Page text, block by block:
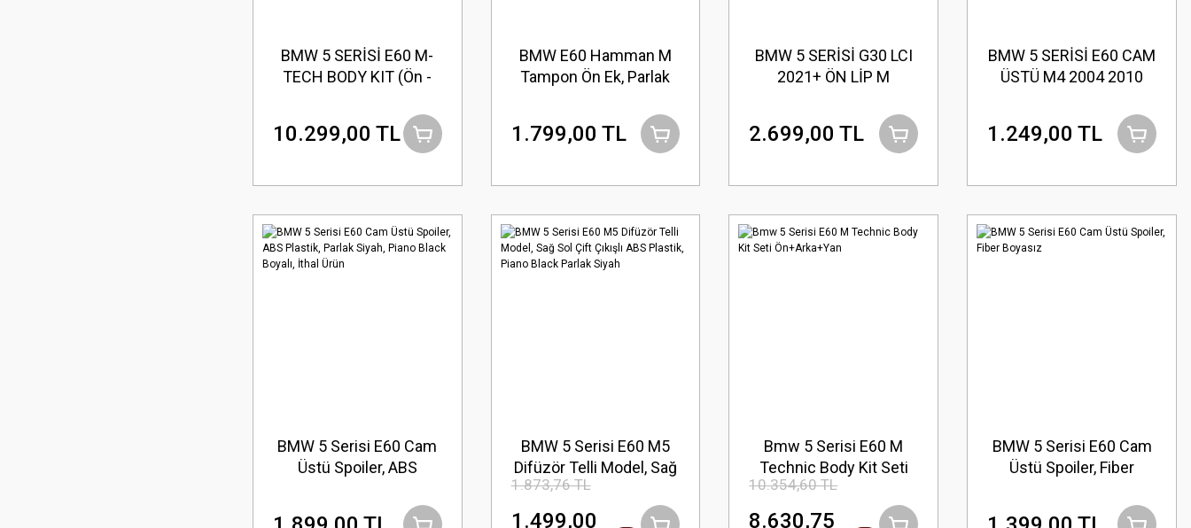
BMW 5 SERİSİ E60 M-
TECH BODY KIT (Ön -
10.299,00 TL
BMW E60 Hamman M
Tampon Ön Ek, Parlak
1.799,00 TL
BMW 5 SERİSİ G30 LCI
2021+ ÖN LİP M
2.699,00 TL
BMW 5 SERİSİ E60 CAM
ÜSTÜ M4 2004 2010
1.249,00 TL
BMW 5 Serisi E60 Cam
Üstü Spoiler, ABS
Piano Black Boyalı, İthal
BMW 5 Serisi E60 M5
Difüzör Telli Model, Sağ
Sol Çift Çıkışlı ABS
Plastik, Piano Black
1.873,76 TL
1.499,00
Bmw 5 Serisi E60 M
Technic Body Kit Seti
Ön+Arka+Yan
10.354,60 TL
8.630,75
BMW 5 Serisi E60 Cam
Üstü Spoiler, Fiber